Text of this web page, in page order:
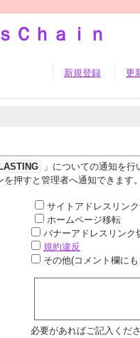
Ｃｈａｉｎ
新規登録 更
」についての通知を行
を押すと管理者へ通知できます
サイトアドレスリン
ホームページ移転
バナーアドレスリンク
規約違反
その他(コメント欄に
必要があればご記入くだ